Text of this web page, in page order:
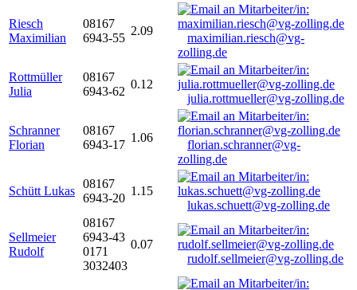
Riesch
Maximilian
08167
6943-55
2.09
maximilian.riesch@vg-
zolling.de
Rottmüller
Julia
08167
6943-62
0.12
julia.rottmueller@vg-zolling.de
Schranner
Florian
08167
6943-17
1.06
florian.schranner@vg-
zolling.de
Schütt Lukas
08167
6943-20
1.15
lukas.schuett@vg-zolling.de
Sellmeier
Rudolf
08167
6943-43
0171
3032403
0.07
rudolf.sellmeier@vg-zolling.de